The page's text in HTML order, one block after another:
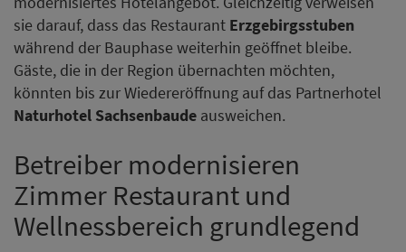
sie darauf, dass das Restaurant Erzgebirgsstuben
während der Bauphase weiterhin geöffnet bleibe.
Gäste, die in der Region übernachten möchten,
könnten bis zur Wiedereröffnung auf das Partnerhotel
Naturhotel Sachsenbaude ausweichen.
Betreiber modernisieren
Zimmer Restaurant und
Wellnessbereich grundlegend